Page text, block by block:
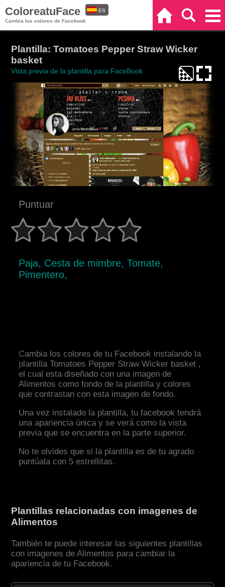
ColoreatuFace
Cambia los colores de Facebook
ES
Plantilla: Tomatoes Pepper Straw Wicker
basket
Vista previa de la plantilla para FaceBook
Puntuar
Paja, Cesta de mimbre, Tomate,
Pimentero,
Cambia los colores de tu Facebook instalando la
plantilla Tomatoes Pepper Straw Wicker basket ,
el cual esta diseñado con una imagen de
Alimentos como fondo de la plantilla y colores
que contrastan con esta imagen de fondo.
Una vez instalado la plantilla, tu facebook tendrá
una apariencia única y se verá como la vista
previa que se encuentra en la parte superior.
No te olvides que si la plantilla es de tu agrado
puntúala con 5 estrellitas.
Plantillas relacionadas con imagenes de
Alimentos
También te puede interesar las siguientes plantillas
con imagenes de Alimentos para cambiar la
apariencia de tu Facebook.